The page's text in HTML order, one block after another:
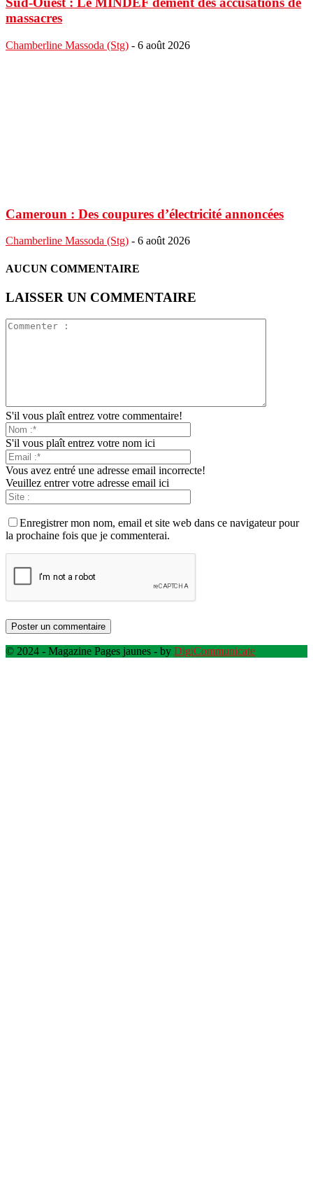
massacres
Chamberline Massoda (Stg) - 6 août 2026
Cameroun : Des coupures d’électricité annoncées
Chamberline Massoda (Stg) - 6 août 2026
AUCUN COMMENTAIRE
LAISSER UN COMMENTAIRE
S'il vous plaît entrez votre commentaire!
S'il vous plaît entrez votre nom ici
Vous avez entré une adresse email incorrecte!
Veuillez entrer votre adresse email ici
Enregistrer mon nom, email et site web dans ce navigateur pour
la prochaine fois que je commenterai.
© 2024 - Magazine Pages jaunes - by DigiCommunicate